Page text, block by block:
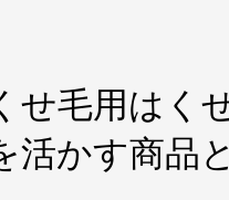
せ毛用はく
活かす商品